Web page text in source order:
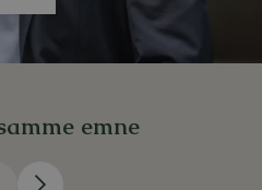
emne